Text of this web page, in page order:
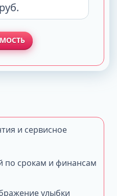
улыбки
и сервисное
по срокам и финансам